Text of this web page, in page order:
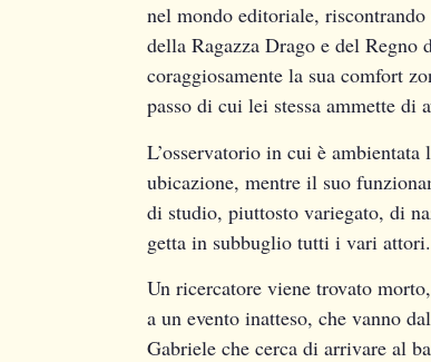
nel mondo editoriale, riscontrando
della Ragazza Drago e del
coraggiosamente la sua comfort
passo di cui lei stessa ammette di
L’osservatorio in cui è
ubicazione, mentre il suo
di studio, piuttosto variegato, di
getta in subbuglio tutti i vari attori.
Un ricercatore viene trovato
a un evento inatteso, che vanno
Gabriele che cerca di arrivare al